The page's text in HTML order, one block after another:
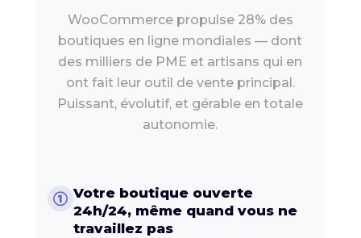
WooCommerce propulse 28% des
boutiques en ligne mondiales — dont
des milliers de PME et artisans qui en
ont fait leur outil de vente principal.
Puissant, évolutif, et gérable en totale
autonomie.
① Votre boutique ouverte
24h/24, même quand vous ne
travaillez pas